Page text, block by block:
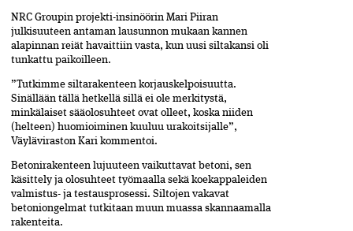
NRC Groupin projekti-insinöörin Mari Piiran
julkisuuteen antaman lausunnon mukaan kannen
alapinnan reiät­ havaittiin vasta, kun uusi siltakansi oli
tunkattu paikoilleen.
”Tutkimme siltarakenteen korjauskelpoisuutta.
Sinällään tällä hetkellä sillä ei ole merkitystä,
minkälaiset sääolosuhteet ovat olleet, koska niiden
(helteen) huomioiminen kuuluu urakoitsijalle”,
Väyläviraston Kari kommentoi.
Betonirakenteen lujuuteen vaikuttavat betoni, sen
käsittely ja olosuhteet työmaalla sekä koekappaleiden
valmistus- ja testausprosessi. Siltojen vakavat
betoniongelmat tutkitaan muun muassa skannaamalla
rakenteita.